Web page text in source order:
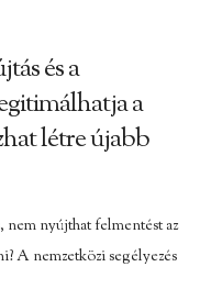
és a
a
létre újabb
nem nyújthat felmentést az
A nemzetközi segélyezés